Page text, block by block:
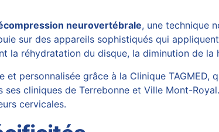
neurovertébrale, une technique
sur des appareils sophistiqués qui
réhydratation du disque, la diminution de la
personnalisée grâce à la Clinique TAGMED,
cliniques de Terrebonne et Ville Mont-
cervicales.